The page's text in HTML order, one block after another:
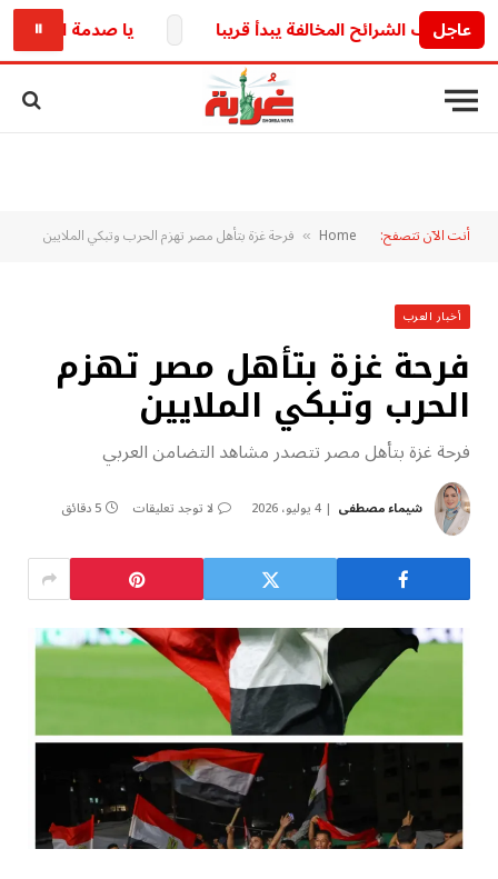
عاجل
الشرائح المخالفة يبدأ قريبا يا صدمة البداية.. محمد
⏸
أنت الآن تتصفح: Home
» فرحة غزة بتأهل مصر تهزم الحرب وتبكي الملايين
أخبار العرب
فرحة غزة بتأهل مصر تهزم
الحرب وتبكي الملايين
فرحة غزة بتأهل مصر تتصدر مشاهد التضامن العربي
شيماء مصطفى 4 يوليو، 2026 لا توجد تعليقات 5 دقائق